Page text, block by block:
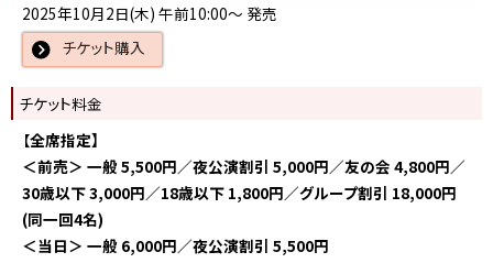
2025年10月2日(木) 午前10:00～ 発売
チケット購入
チケット料金
【全席指定】
＜前売＞ 一般 5,500円／夜公演割引 5,000円／友の会 4,800円／
30歳以下 3,000円／18歳以下 1,800円／グループ割引 18,000円
(同一回4名)
＜当日＞ 一般 6,000円／夜公演割引 5,500円